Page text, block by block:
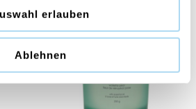
erlauben
Ablehnen